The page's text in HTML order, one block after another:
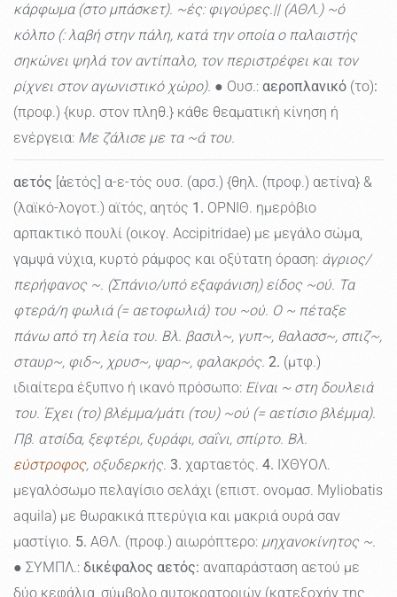
κάρφωμα (στο μπάσκετ). ~ές: φιγούρες.|| (ΑΘΛ.) ~ό
κόλπο (: λαβή στην πάλη, κατά την οποία ο παλαιστής
σηκώνει ψηλά τον αντίπαλο, τον περιστρέφει και τον
ρίχνει στον αγωνιστικό χώρο). ● Ουσ.: αεροπλανικό (το):
(προφ.) {κυρ. στον πληθ.} κάθε θεαματική κίνηση ή
ενέργεια: Με ζάλισε με τα ~ά του.
αετός [ἀετός] α-ε-τός ουσ. (αρσ.) {θηλ. (προφ.) αετίνα} &
(λαϊκό-λογοτ.) αϊτός, αητός 1. ΟΡΝΙΘ. ημερόβιο
αρπακτικό πουλί (οικογ. Accipitridae) με μεγάλο σώμα,
γαμψά νύχια, κυρτό ράμφος και οξύτατη όραση: άγριος/
περήφανος ~. (Σπάνιο/υπό εξαφάνιση) είδος ~ού. Τα
φτερά/η φωλιά (= αετοφωλιά) του ~ού. Ο ~ πέταξε
πάνω από τη λεία του. Βλ. βασιλ~, γυπ~, θαλασσ~, σπιζ~,
σταυρ~, φιδ~, χρυσ~, ψαρ~, φαλακρός. 2. (μτφ.)
ιδιαίτερα έξυπνο ή ικανό πρόσωπο: Είναι ~ στη δουλειά
του. Έχει (το) βλέμμα/μάτι (του) ~ού (= αετίσιο βλέμμα).
Πβ. ατσίδα, ξεφτέρι, ξυράφι, σαΐνι, σπίρτο. Βλ.
εύστροφος, οξυδερκής. 3. χαρταετός. 4. ΙΧΘΥΟΛ.
μεγαλόσωμο πελαγίσιο σελάχι (επιστ. ονομασ. Myliobatis
aquila) με θωρακικά πτερύγια και μακριά ουρά σαν
μαστίγιο. 5. ΑΘΛ. (προφ.) αιωρόπτερο: μηχανοκίνητος ~.
● ΣΥΜΠΛ.: δικέφαλος αετός: αναπαράσταση αετού με
δύο κεφάλια, σύμβολο αυτοκρατοριών (κατεξοχήν της